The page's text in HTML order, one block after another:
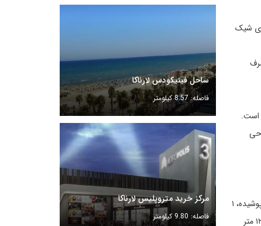
شیک
است.
صبحانه بوفه متنوع، سرویس ۲۴ ساعته، فضای سبز هتل، پارکینگ، دکتر ۲۴ ساعته، آرایشگاه (آقایان و بانوان)، خشکشوئی، آسانسور، ۳ رستوران سرپوشیده، ۱
رستوران روباز، منوی رژیمی، ۴ اتاق کنفرانس با ظرفیت ۲۲۰ نفر و امکانات (ویدئو، پروژکتور، تلویزیون ، ...)، بار، کافی شاب، یک استخر سرپوشیده (۱۲۰ متر
ساحل فینیکودس لارناکا
فاصله: 8.57 کیلومتر
مرکز خرید متروپلیس لارناکا
فاصله: 9.80 کیلومتر